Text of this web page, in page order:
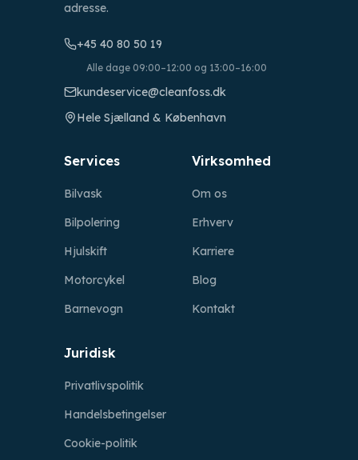
adresse.
+45 40 80 50 19
Alle dage 09:00–12:00 og 13:00–16:00
kundeservice@cleanfoss.dk
Hele Sjælland & København
Services
Bilvask
Bilpolering
Hjulskift
Motorcykel
Barnevogn
Virksomhed
Om os
Erhverv
Karriere
Blog
Kontakt
Juridisk
Privatlivspolitik
Handelsbetingelser
Cookie-politik